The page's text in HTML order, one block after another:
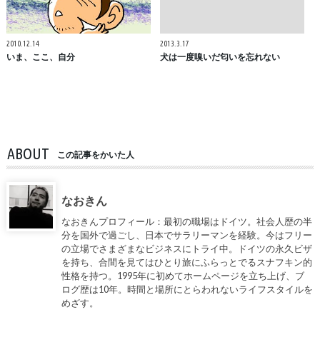
2010.12.14
いま、ここ、自分
2013.3.17
犬は一度嗅いだ匂いを忘れない
ABOUT この記事をかいた人
なおきん
なおきんプロフィール：最初の職場はドイツ。社会人歴の半
分を国外で過ごし、日本でサラリーマンを経験。今はフリー
の立場でさまざまなビジネスにトライ中。ドイツの永久ビザ
を持ち、合間を見てはひとり旅にふらっとでるスナフキン的
性格を持つ。1995年に初めてホームページを立ち上げ、ブ
ログ歴は10年。時間と場所にとらわれないライフスタイルを
めざす。